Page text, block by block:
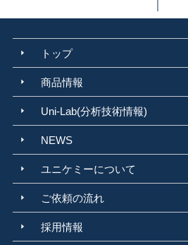
トップ
商品情報
Uni-Lab(分析技術情報)
NEWS
ユニケミーについて
ご依頼の流れ
採用情報